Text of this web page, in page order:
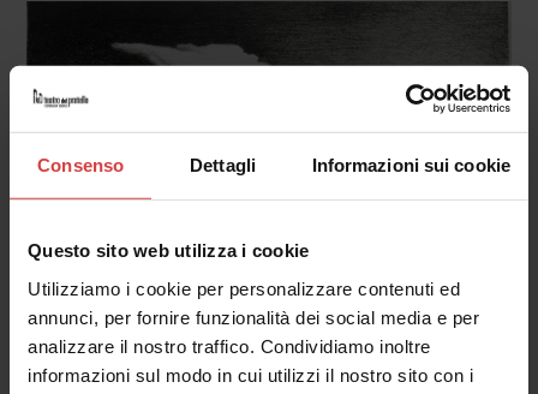
Consenso Dettagli Informazioni sui cookie
Questo sito web utilizza i cookie
Utilizziamo i cookie per personalizzare contenuti ed
annunci, per fornire funzionalità dei social media e per
analizzare il nostro traffico. Condividiamo inoltre
informazioni sul modo in cui utilizzi il nostro sito con i